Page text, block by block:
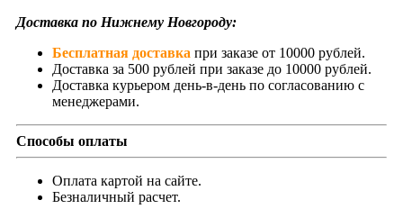
Доставка по Нижнему Новгороду:
Бесплатная доставка при заказе от 10000 рублей.
Доставка за 500 рублей при заказе до 10000 рублей.
Доставка курьером день-в-день по согласованию с
менеджерами.
Способы оплаты
Оплата картой на сайте.
Безналичный расчет.